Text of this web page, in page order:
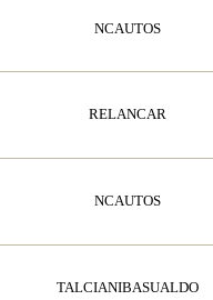
NCAUTOS
RELANCAR
NCAUTOS
TALCIANIBASUALDO